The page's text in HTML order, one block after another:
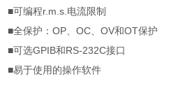
■可编程r.m.s. 电流限制
■全保护：OP 、OC 、OV和OT保护
■可选GPIB和RS-232C接口
■易于使用的操作软件